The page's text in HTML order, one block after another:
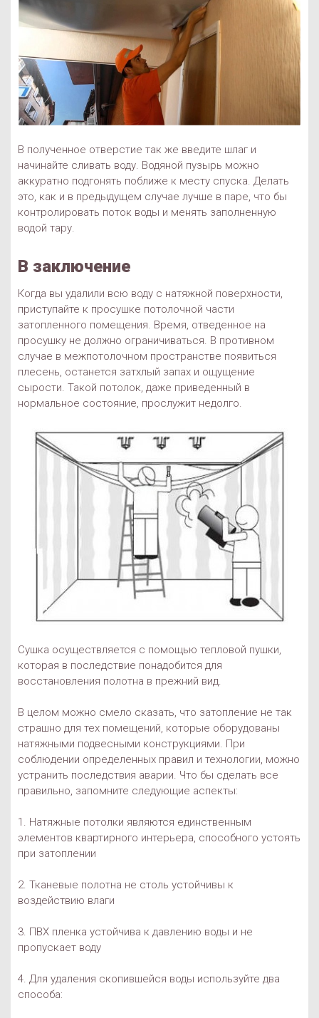
В полученное отверстие так же введите шлаг и
начинайте сливать воду. Водяной пузырь можно
аккуратно подгонять поближе к месту спуска. Делать
это, как и в предыдущем случае лучше в паре, что бы
контролировать поток воды и менять заполненную
водой тару.
В заключение
Когда вы удалили всю воду с натяжной поверхности,
приступайте к просушке потолочной части
затопленного помещения. Время, отведенное на
просушку не должно ограничиваться. В противном
случае в межпотолочном пространстве появиться
плесень, останется затхлый запах и ощущение
сырости. Такой потолок, даже приведенный в
нормальное состояние, прослужит недолго.
Сушка осуществляется с помощью тепловой пушки,
которая в последствие понадобится для
восстановления полотна в прежний вид.
В целом можно смело сказать, что затопление не так
страшно для тех помещений, которые оборудованы
натяжными подвесными конструкциями. При
соблюдении определенных правил и технологии, можно
устранить последствия аварии. Что бы сделать все
правильно, запомните следующие аспекты:
1. Натяжные потолки являются единственным
элементов квартирного интерьера, способного устоять
при затоплении
2. Тканевые полотна не столь устойчивы к
воздействию влаги
3. ПВХ пленка устойчива к давлению воды и не
пропускает воду
4. Для удаления скопившейся воды используйте два
способа: